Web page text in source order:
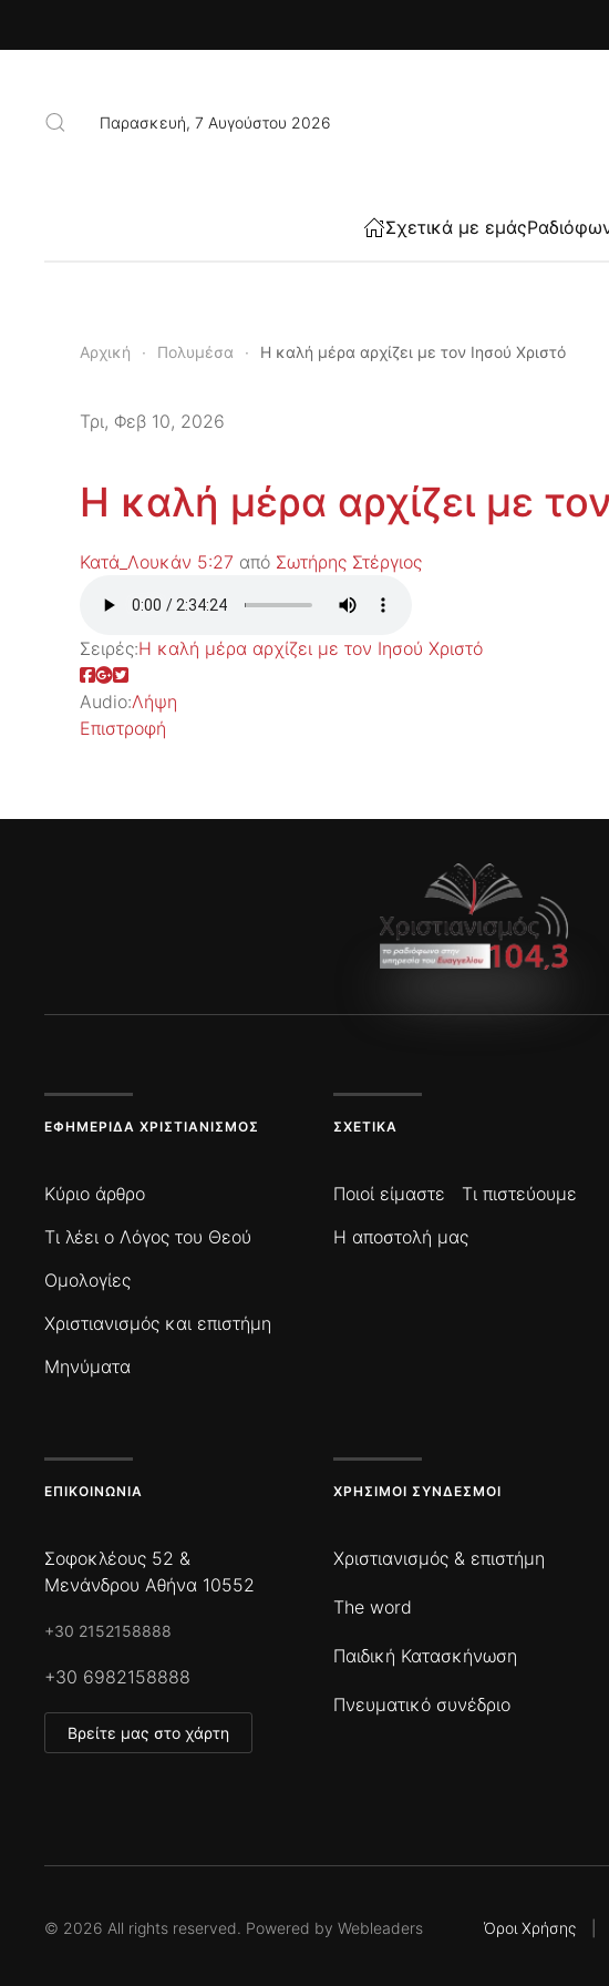
Παρασκευή, 7 Αυγούστου 2026
Σχετικά με εμάς
Αρχική Πολυμέσα Η καλή μέρα αρχίζει με τον Ιησού Χριστό
Τρι, Φεβ 10, 2026
Η καλή μέρα αρχίζει με
Κατά_Λουκάν 5:27 από Σωτήρης Στέργιος
Σειρές:Η καλή μέρα αρχίζει με τον Ιησού Χριστό
Audio:Λήψη
Επιστροφή
ΕΦΗΜΕΡΊΔΑ ΧΡΙΣΤΙΑΝΙΣΜΌΣ
Κύριο άρθρο
Τι λέει ο Λόγος του Θεού
Ομολογίες
Χριστιανισμός και επιστήμη
Μηνύματα
ΣΧΕΤΙΚΆ
Ποιοί είμαστε
Τι πιστεύουμε
Η αποστολή μας
ΕΠΙΚΟΙΝΩΝΊΑ
Σοφοκλέους 52 &
Μενάνδρου Αθήνα 10552
+30 2152158888
+30 6982158888
Βρείτε μας στο χάρτη
ΧΡΉΣΙΜΟΙ ΣΎΝΔΕΣΜΟΙ
Χριστιανισμός & επιστήμη
The word
Παιδική Κατασκήνωση
Πνευματικό συνέδριο
© 2026 All rights reserved. Powered by Webleaders Όροι Χρήσης|